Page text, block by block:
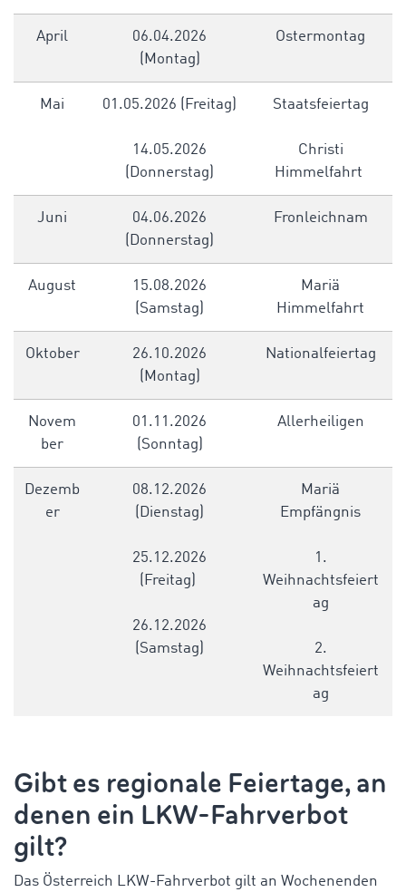
April
06.04.2026
(Montag)
Ostermontag
Mai 01.05.2026 (Freitag)
14.05.2026
(Donnerstag)
Staatsfeiertag
Christi
Himmelfahrt
Juni
04.06.2026
(Donnerstag)
Fronleichnam
August
15.08.2026
(Samstag)
Mariä
Himmelfahrt
Oktober
26.10.2026
(Montag)
Nationalfeiertag
Novem
ber
01.11.2026
(Sonntag)
Allerheiligen
Dezemb
er
08.12.2026
(Dienstag)
25.12.2026
(Freitag)
26.12.2026
(Samstag)
Mariä
Empfängnis
1.
Weihnachtsfeiert
ag
2.
Weihnachtsfeiert
ag
Gibt es regionale Feiertage, an
denen ein LKW-Fahrverbot
gilt?
Das Österreich LKW-Fahrverbot gilt an Wochenenden